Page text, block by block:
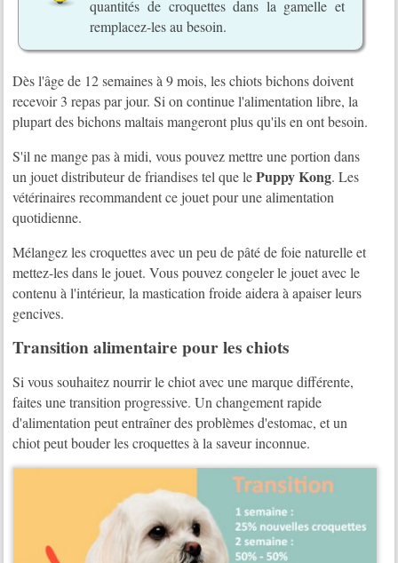
quantités de croquettes dans la gamelle et
remplacez-les au besoin.
Dès l'âge de 12 semaines à 9 mois, les chiots bichons doivent
recevoir 3 repas par jour. Si on continue l'alimentation libre, la
plupart des bichons maltais mangeront plus qu'ils en ont besoin.
S'il ne mange pas à midi, vous pouvez mettre une portion dans
un jouet distributeur de friandises tel que lePuppy Kong. Les
vétérinaires recommandent ce jouet pour une alimentation
quotidienne.
Mélangez les croquettes avec un peu de pâté de foie naturelle et
mettez-les dans le jouet. Vous pouvez congeler le jouet avec le
contenu à l'intérieur, la mastication froide aidera à apaiser leurs
gencives.
Transition alimentaire pour les chiots
Si vous souhaitez nourrir le chiot avec une marque différente,
faites une transition progressive. Un changement rapide
d'alimentation peut entraîner des problèmes d'estomac, et un
chiot peut bouder les croquettes à la saveur inconnue.